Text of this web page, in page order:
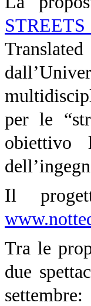
STREETS
per le
obiettivo
Il
Tra le
due